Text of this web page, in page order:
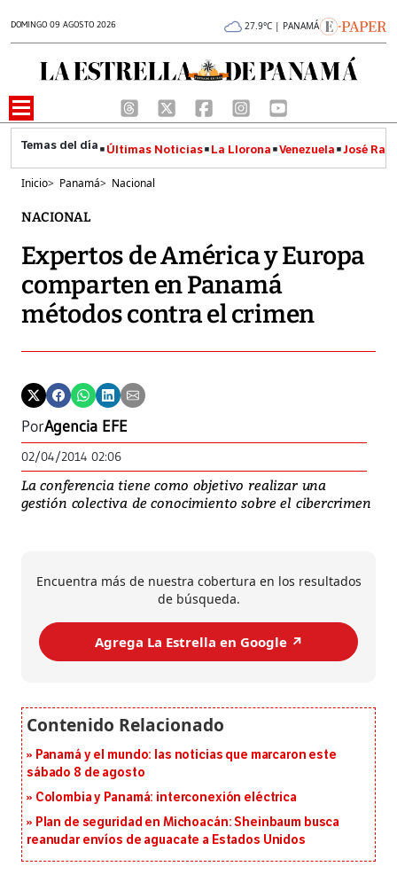
DOMINGO 09 AGOSTO 2026 27.9°C | PANAMÁ
Últimas Noticias La Llorona Venezuela José
Inicio> Panamá> Nacional
NACIONAL
Expertos de América y Europa
comparten en Panamá
métodos contra el crimen
PorAgencia EFE
02/04/2014 02:06
La conferencia tiene como objetivo realizar una
gestión colectiva de conocimiento sobre el cibercrimen
Encuentra más de nuestra cobertura en los resultados
de búsqueda.
Agrega La Estrella en Google ↗️
Panamá y el mundo: las noticias que marcaron este
sábado 8 de agosto
Colombia y Panamá: interconexión eléctrica
Plan de seguridad en Michoacán: Sheinbaum busca
reanudar envíos de aguacate a Estados Unidos